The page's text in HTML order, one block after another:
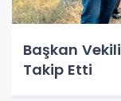
Başkan
Takip Etti